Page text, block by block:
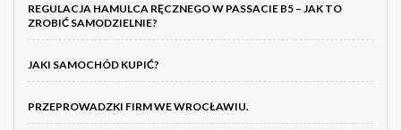
REGULACJA HAMULCA RĘCZNEGO W PASSACIE B5 – JAK TO
ZROBIĆ SAMODZIELNIE?
JAKI SAMOCHÓD KUPIĆ?
PRZEPROWADZKI FIRM WE WROCŁAWIU.